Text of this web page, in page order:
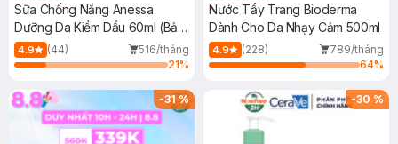
Sữa Chống Nắng Anessa
Dưỡng Da Kiềm Dầu 60ml (Bản
Mới)
4.9 (44)
516/tháng
21%
Nước Tẩy Trang Bioderma
Dành Cho Da Nhạy Cảm 500ml
4.9 (228)
789/tháng
64%
-31% -30 %